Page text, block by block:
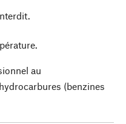
au
(benzines